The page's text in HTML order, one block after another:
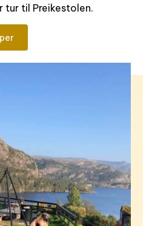
til Preikestolen.